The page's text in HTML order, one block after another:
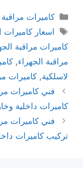
كاميرات مراقبة
اسعار كاميرات
كاميرات مراقبة
مراقبة الجهراء,
لاسلكية, كاميرات
كاميرات داخلية
تركيب كاميرات